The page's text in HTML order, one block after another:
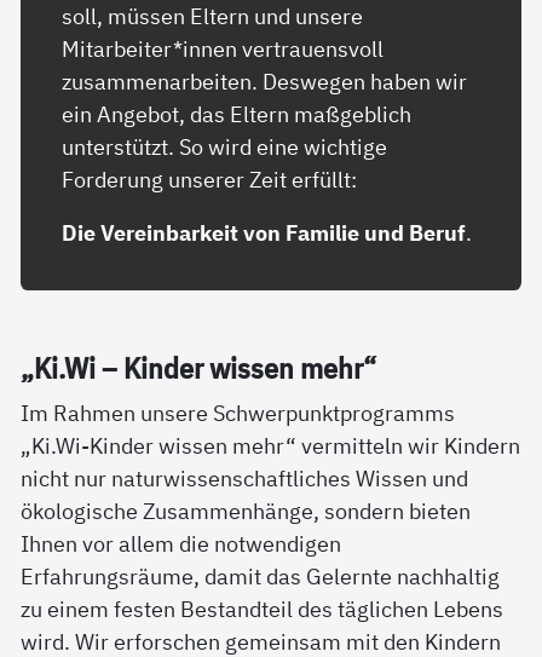
soll, müssen Eltern und unsere
Mitarbeiter*innen vertrauensvoll
zusammenarbeiten. Deswegen haben wir
ein Angebot, das Eltern maßgeblich
unterstützt. So wird eine wichtige
Forderung unserer Zeit erfüllt:
Die Vereinbarkeit von Familie und Beruf.
„Ki.Wi – Kin­der wis­sen mehr“
Im Rahmen unsere Schwerpunktprogramms
„Ki.Wi-Kinder wissen mehr“ vermitteln wir Kindern
nicht nur naturwissenschaftliches Wissen und
ökologische Zusammenhänge, sondern bieten
Ihnen vor allem die notwendigen
Erfahrungsräume, damit das Gelernte nachhaltig
zu einem festen Bestandteil des täglichen Lebens
wird. Wir erforschen gemeinsam mit den Kindern